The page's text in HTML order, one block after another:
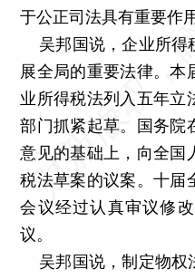
于公正司法具有重要作用
吴邦国说，企业所得
展全局的重要法律。本
业所得税法列入五年立
部门抓紧起草。国务院
意见的基础上，向全国
税法草案的议案。十届
会议经过认真审议修
议。
吴邦国说，制定物权